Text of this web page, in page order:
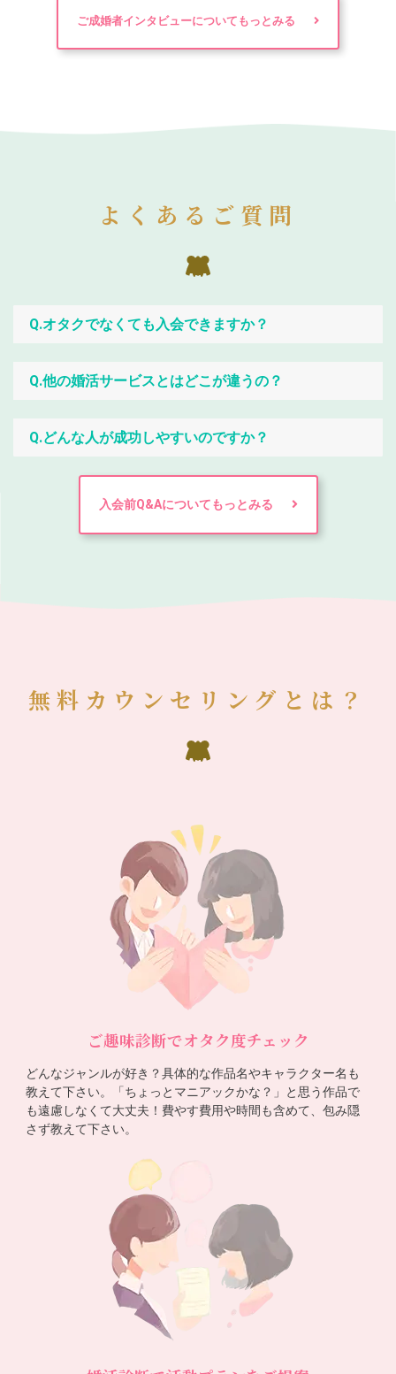
ご成婚者インタビューについてもっとみる
よくあるご質問
Q.オタクでなくても入会できますか？
Q.他の婚活サービスとはどこが違うの？
Q.どんな人が成功しやすいのですか？
入会前Q&Aについてもっとみる
無料カウンセリングとは？
ご趣味診断でオタク度チェック
どんなジャンルが好き？具体的な作品名やキャラクター名も
教えて下さい。「ちょっとマニアックかな？」と思う作品で
も遠慮しなくて大丈夫！費やす費用や時間も含めて、包み隠
さず教えて下さい。